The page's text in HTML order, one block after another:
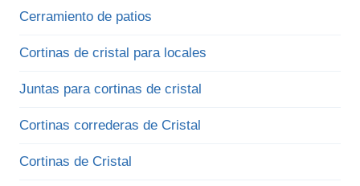
Cerramiento de patios
Cortinas de cristal para locales
Juntas para cortinas de cristal
Cortinas correderas de Cristal
Cortinas de Cristal